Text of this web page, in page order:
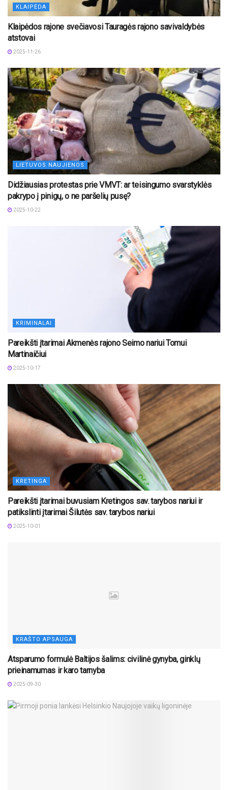
KLAIPĖDA
Klaipėdos rajone svečiavosi Tauragės rajono savivaldybės
atstovai
2025-11-26
LIETUVOS NAUJIENOS
Didžiausias protestas prie VMVT: ar teisingumo svarstyklės
pakrypo į pinigų, o ne paršelių pusę?
2025-10-22
KRIMINALAI
Pareikšti įtarimai Akmenės rajono Seimo nariui Tomui
Martinaičiui
2025-10-17
KRETINGA
Pareikšti įtarimai buvusiam Kretingos sav. tarybos nariui ir
patikslinti įtarimai Šilutės sav. tarybos nariui
2025-10-01
KRAŠTO APSAUGA
Atsparumo formulė Baltijos šalims: civilinė gynyba, ginklų
prieinamumas ir karo tarnyba
2025-09-30